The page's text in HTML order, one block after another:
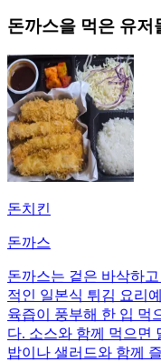
돈까스을 먹은 유저
돈치킨
돈까스
돈까스는 겉은 바삭하
적인 일본식 튀김 요리
육즙이 풍부해 한 입 먹
다. 소스와 함께 먹으면
밥이나 샐러드와 함께